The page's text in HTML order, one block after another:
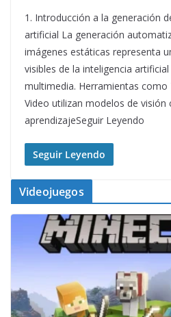
1. Introducción a la generación
artificial La generación
imágenes estáticas representa
visibles de la inteligencia
multimedia. Herramientas
Video utilizan modelos de visión
aprendizajeSeguir Leyendo
Seguir Leyendo
Videojuegos